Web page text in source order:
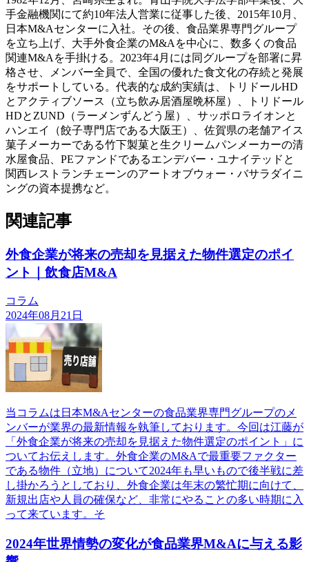
手金融機関にて約10年法人営業に従事した後、2015年10月、
日本M&Aセンターに入社。その後、食品業界専門グループ
を立ち上げ、大手外食企業のM&Aを中心に、数多くの食品
関連M&Aを手掛ける。2023年4月には同グループを部署に昇
格させ、メンバー全員で、全国の優れた食文化の存続と発展
をサポートしている。代表的な成約実績は、トリドールHD
とアクティブソース（立ち飲み居酒屋晩杯屋）、トリドール
HDとZUND（ラーメンずんどう屋）、サッポロライオンと
ハンエイ（餃子専門店である大阪王）、佐賀県の老舗アイス
菓子メーカーである竹下製菓と生クリームパンメーカーの清
水屋食品、PEファンドであるエンデバー・ユナイテッドと
関西レストランチェーンのアートオブウォー・バサラダイニ
ングの資本提携など。
関連記事
外食企業が将来の売却を見据えた物件選定のポイ
ント｜飲食店M&A
コラム
2024年08月21日
当コラムは日本M&Aセンターの食品業界専門グループのメ
ンバーが業界の最新情報を執筆しております。今回は江藤が
「外食企業が将来の売却を見据えた物件選定のポイント」に
ついてお伝えします。外食企業のM&Aで最重要ファクター
である物件（立地）について2024年も早いもので後半戦に差
し掛かろうとしており、外食企業は年末の繁忙期に向けて、
新規出店や人員の確保など、非常にやることの多い時期に入
って来ています。そ
2024年世界情勢の変化が食品業界M&Aに与える影